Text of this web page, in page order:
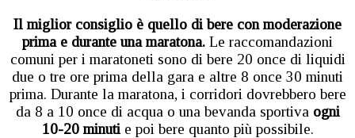
Il miglior consiglio è quello di bere con moderazione
prima e durante una maratona. Le raccomandazioni
comuni per i maratoneti sono di bere 20 once di liquidi
due o tre ore prima della gara e altre 8 once 30 minuti
prima. Durante la maratona, i corridori dovrebbero bere
da 8 a 10 once di acqua o una bevanda sportiva ogni
10-20 minutie poi bere quanto più possibile.